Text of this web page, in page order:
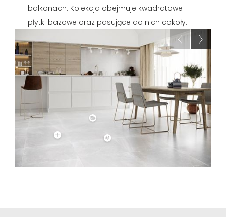
balkonach. Kolekcja obejmuje kwadratowe
płytki bazowe oraz pasujące do nich cokoły.